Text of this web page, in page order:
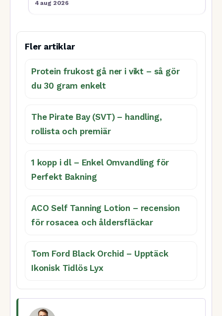
4 aug 2026
Fler artiklar
Protein frukost gå ner i vikt – så gör
du 30 gram enkelt
The Pirate Bay (SVT) – handling,
rollista och premiär
1 kopp i dl – Enkel Omvandling för
Perfekt Bakning
ACO Self Tanning Lotion – recension
för rosacea och åldersfläckar
Tom Ford Black Orchid – Upptäck
Ikonisk Tidlös Lyx